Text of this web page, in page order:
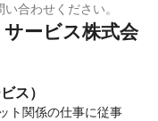
合わせください。
ービス株式会
ス）
ト関係の仕事に従事